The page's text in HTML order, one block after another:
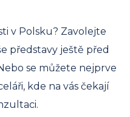
v Polsku? Zavolejte
představy ještě před
se můžete nejprve
kde na vás čekají